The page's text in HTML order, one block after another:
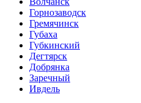
Горнозаводск
Гремячинск
Губаха
Губкинский
Дегтярск
Добрянка
Заречный
Ивдель